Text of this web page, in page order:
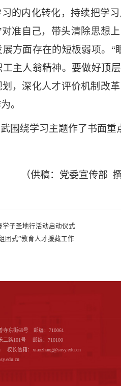
的内化转化，持续把学
对准自己，带头清除思想
方面存在的短板弱项。“
主人翁精神。要做好顶
，深化人才评价机制改
。
围绕学习主题作了书面重
（供稿：党委宣传部
学子圣地行活动启动仪式
团式”教育人才援藏工作
寺东街69号 邮编：710061
二路101号 邮编：710100
校长信箱：xiaozhang@snsy.edu.cn